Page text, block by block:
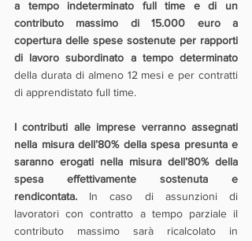
a tempo indeterminato full time e di un
contributo massimo di 15.000 euro a
copertura delle spese sostenute per rapporti
di lavoro subordinato a tempo determinato
della durata di almeno 12 mesi e per contratti
di apprendistato full time.
I contributi alle imprese verranno assegnati
nella misura dell’80% della spesa presunta e
saranno erogati nella misura dell’80% della
spesa effettivamente sostenuta e
rendicontata. In caso di assunzioni di
lavoratori con contratto a tempo parziale il
contributo massimo sarà ricalcolato in